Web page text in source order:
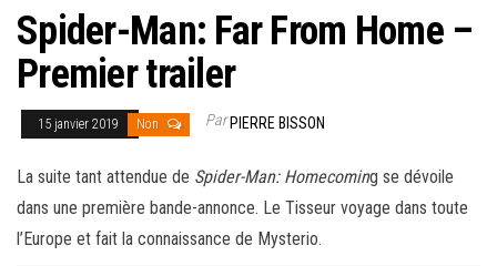
Spider-Man: Far From Home –
Premier trailer
15 janvier 2019 Non ParPIERRE BISSON
La suite tant attendue de Spider-Man: Homecoming se dévoile
dans une première bande-annonce. Le Tisseur voyage dans toute
l’Europe et fait la connaissance de Mysterio.